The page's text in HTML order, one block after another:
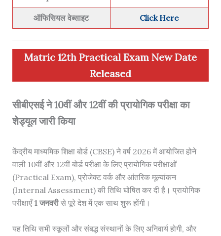
ऑफिसियल वेब्साइट Click Here
Matric 12th Practical Exam New Date
Released
सीबीएसई ने 10वीं और 12वीं की प्रायोगिक परीक्षा का
शेड्यूल जारी किया
केंद्रीय माध्यमिक शिक्षा बोर्ड (CBSE) ने वर्ष 2026 में आयोजित होने
वाली 10वीं और 12वीं बोर्ड परीक्षा के लिए प्रायोगिक परीक्षाओं
(Practical Exam), प्रोजेक्ट वर्क और आंतरिक मूल्यांकन
(Internal Assessment) की तिथि घोषित कर दी है। प्रायोगिक
परीक्षाएँ1 जनवरीसे पूरे देश में एक साथ शुरू होंगी।
यह तिथि सभी स्कूलों और संबद्ध संस्थानों के लिए अनिवार्य होगी, और